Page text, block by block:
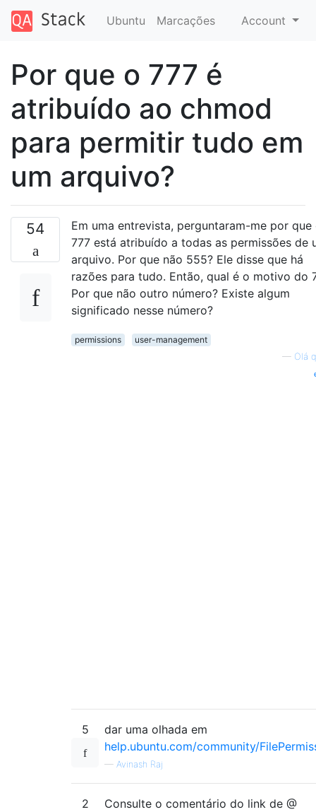
Ubuntu Marcações Account
Por que o 777 é
atribuído ao chmod
para permitir tudo em
um arquivo?
54
Em uma entrevista, perguntaram-me por que
777 está atribuído a todas as permissões de
arquivo. Por que não 555? Ele disse que há
razões para tudo. Então, qual é o motivo do
Por que não outro número? Existe algum
significado nesse número?
permissions
user-management
— Olá
5
dar uma olhada em
help.ubuntu.com/community/
— Avinash Raj
2
Consulte o comentário do link de @